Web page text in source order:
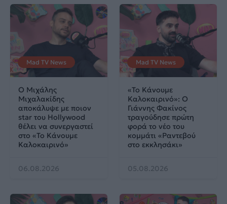
Mad TV News
Ο Μιχάλης
Μιχαλακίδης
αποκάλυψε με ποιον
star του Hollywood
θέλει να συνεργαστεί
στο «Το Κάνουμε
Καλοκαιρινό»
06.08.2026
Mad TV News
«Το Κάνουμε
Καλοκαιρινό»: Ο
Γιάννης Φακίνος
τραγούδησε πρώτη
φορά το νέο του
κομμάτι «Ραντεβού
στο εκκλησάκι»
05.08.2026